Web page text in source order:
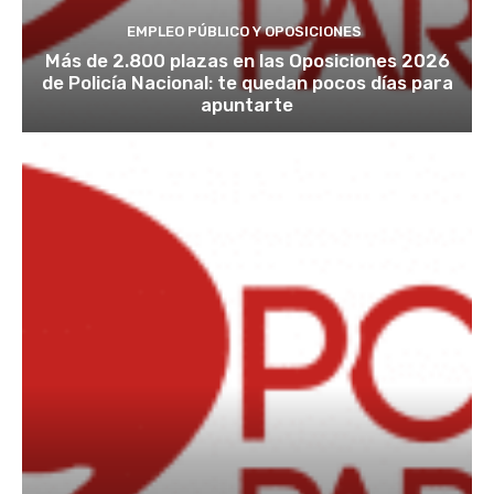
EMPLEO PÚBLICO Y OPOSICIONES
Más de 2.800 plazas en las Oposiciones 2026
de Policía Nacional: te quedan pocos días para
apuntarte